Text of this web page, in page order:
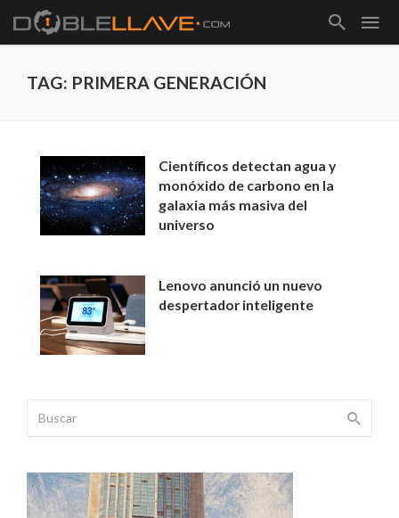
TAG: PRIMERA GENERACIÓN
Científicos detectan agua y
monóxido de carbono en la
galaxia más masiva del
universo
Lenovo anunció un nuevo
despertador inteligente